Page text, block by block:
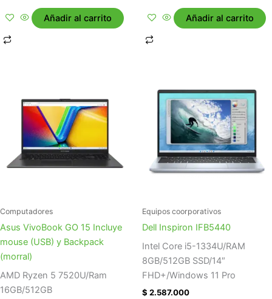
Añadir al carrito Añadir al carrito
Computadores
Asus VivoBook GO 15 Incluye
mouse (USB) y Backpack
(morral)
AMD Ryzen 5 7520U/Ram
16GB/512GB
Equipos coorporativos
Dell Inspiron IFB5440
Intel Core i5-1334U/RAM
8GB/512GB SSD/14″
FHD+/Windows 11 Pro
$ 2.587.000